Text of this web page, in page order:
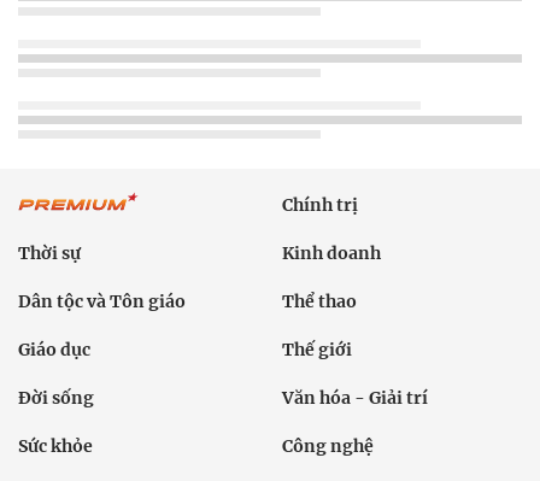
Chính trị
Thời sự Kinh doanh
Dân tộc và Tôn giáo Thể thao
Giáo dục Thế giới
Đời sống Văn hóa - Giải trí
Sức khỏe Công nghệ